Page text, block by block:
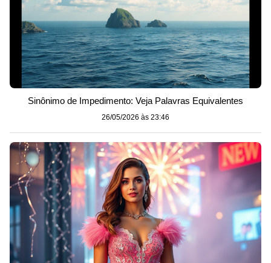
Sinônimo de Impedimento: Veja Palavras Equivalentes
26/05/2026 às 23:46